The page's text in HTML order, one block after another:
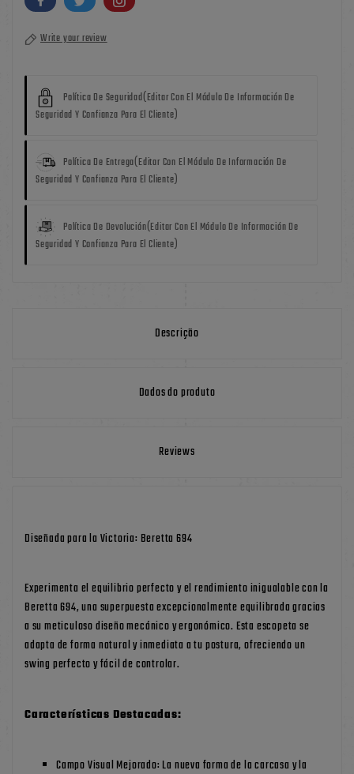
Write your review
Política De Seguridad(editar Con El Módulo De Información De
Seguridad Y Confianza Para El Cliente)
Política De Entrega(editar Con El Módulo De Información De
Seguridad Y Confianza Para El Cliente)
Política De Devolución(editar Con El Módulo De Información De
Seguridad Y Confianza Para El Cliente)
Descrição
Dados do produto
Reviews
Diseñada para la Victoria: Beretta 694
Experimenta el equilibrio perfecto y el rendimiento inigualable con la
Beretta 694, una superpuesta excepcionalmente equilibrada gracias
a su meticuloso diseño mecánico y ergonómico. Esta escopeta se
adapta de forma natural y inmediata a tu postura, ofreciendo un
swing perfecto y fácil de controlar.
Características Destacadas:
Campo Visual Mejorado: La nueva forma de la carcasa y la